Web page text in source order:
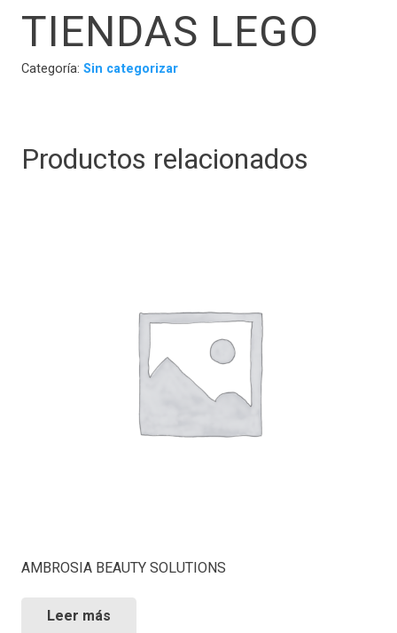
TIENDAS LEGO
Categoría: Sin categorizar
Productos relacionados
AMBROSIA BEAUTY SOLUTIONS
Leer más